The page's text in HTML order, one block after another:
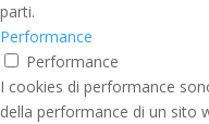
parti.
Performance
Performance
I cookies di performance
della performance di un sito